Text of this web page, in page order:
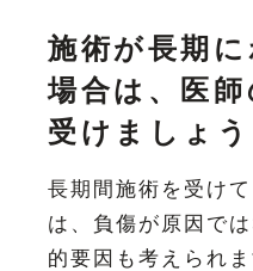
施術が長期に
場合は、医師
受けましょう
長期間施術を受け
は、負傷が原因で
的要因も考えられ